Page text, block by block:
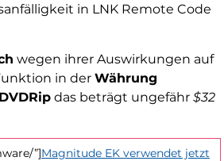
in LNK Remote Code
wegen ihrer Auswirkungen auf
in der Währung
das beträgt ungefähr $32
”]Magnitude EK verwendet jetzt